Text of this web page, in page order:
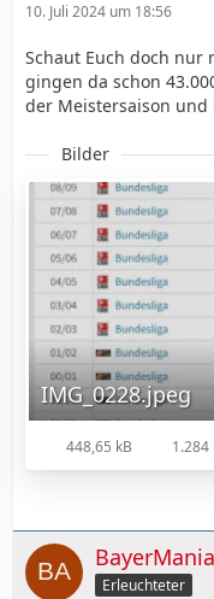
10. Juli 2024 um 18:56
Schaut Euch doch nur
gingen da schon
der Meistersaison
Bilder
IMG_0228.jpeg
448,65 kB 1.284
Erleuchteter